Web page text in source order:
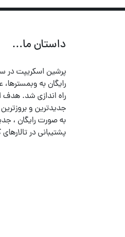
داستان ما...
رایگان به
راه اندازی شد. هدف
جدیدترین و
به صورت رایگان ،
پشتیبانی در